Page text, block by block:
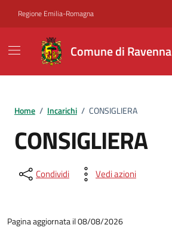
Regione Emilia-Romagna
Comune di Ravenna
Home / Incarichi / CONSIGLIERA
CONSIGLIERA
Condividi Vedi azioni
Pagina aggiornata il 08/08/2026